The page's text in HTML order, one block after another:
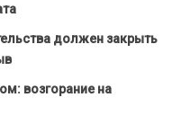
должен закрыть
возгорание на